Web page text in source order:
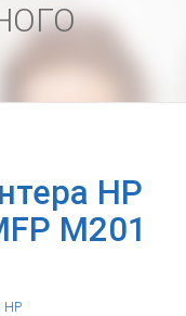
HP
M201
HP